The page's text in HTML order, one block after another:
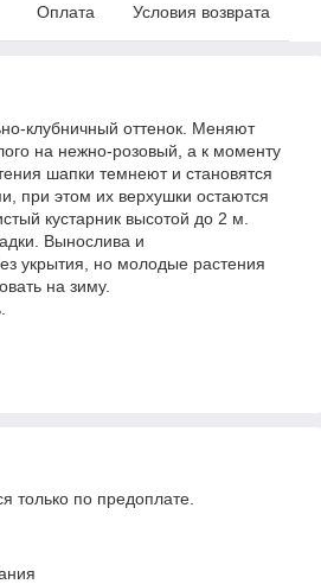
Оплата Условия возврата
клубничный оттенок. Меняют
на нежно-розовый, а к моменту
шапки темнеют и становятся
при этом их верхушки остаются
кустарник высотой до 2 м.
Вынослива и
укрытия, но молодые растения
на зиму.
только по предоплате.